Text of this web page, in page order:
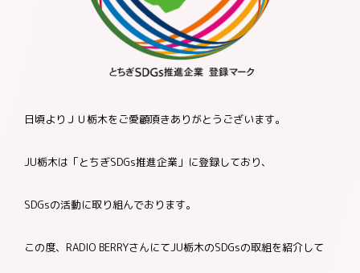
日頃よりＪＵ栃木をご愛顧頂きありがとうございます。
JU栃木は「とちぎSDGs推進企業」に登録しており、
SDGsの活動に取り組んでおります。
この度、RADIO BERRYさんにてJU栃木のSDGsの取組を紹介して